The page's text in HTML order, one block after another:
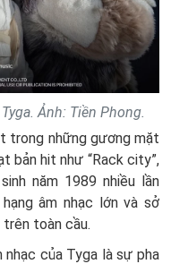
Ảnh: Tiền Phong.
trong những gương mặt
bản hit như “Rack city”,
năm 1989 nhiều lần
âm nhạc lớn và sở
toàn cầu.
của Tyga là sự pha